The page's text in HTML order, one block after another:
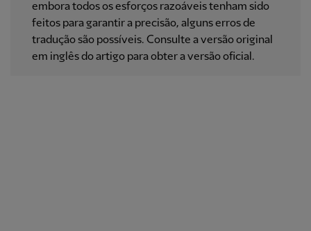
embora todos os esforços razoáveis ​​tenham sido
feitos para garantir a precisão, alguns erros de
tradução são possíveis. Consulte a versão original
em inglês do artigo para obter a versão oficial.